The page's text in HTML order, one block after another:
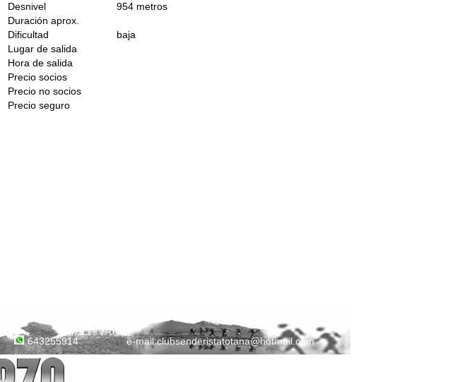
Desnivel
954 metros
Duración aprox.
Dificultad
baja
Lugar de salida
Hora de salida
Precio socios
Precio no socios
Precio seguro
643255914 e-mail:clubsenderistatotana@hotmail.com